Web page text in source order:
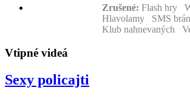
Zrušené: Flash hry
Hlavolamy SMS
Klub nahnevaných
Vtipné videá
Sexy policajti